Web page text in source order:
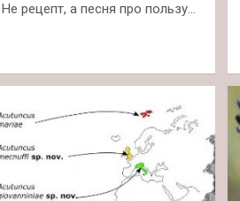
рецепт, а песня про пользу…